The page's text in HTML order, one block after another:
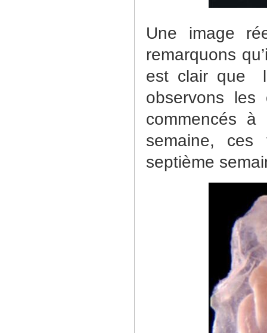
Une image
remarquons
est clair que
observons
commencés
semaine,
septième